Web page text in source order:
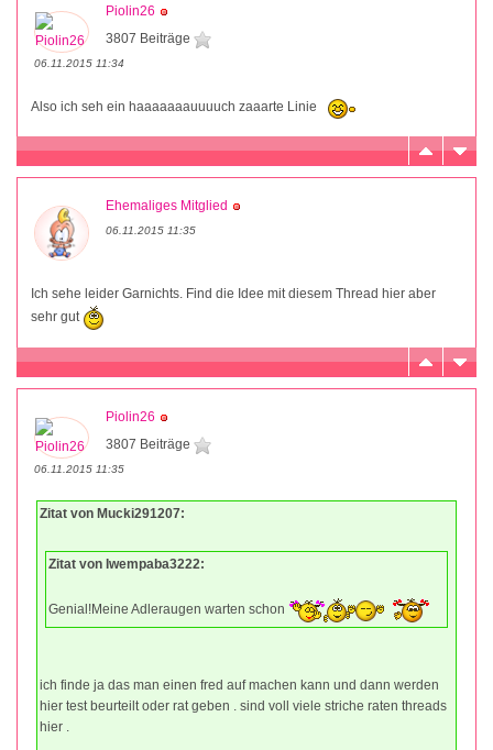
Piolin26
3807 Beiträge
06.11.2015 11:34
Also ich seh ein haaaaaaauuuuch zaaarte Linie
Ehemaliges Mitglied
06.11.2015 11:35
Ich sehe leider Garnichts. Find die Idee mit diesem Thread hier aber
sehr gut
Piolin26
3807 Beiträge
06.11.2015 11:35
Zitat von Mucki291207:
Zitat von Iwempaba3222:
Genial!Meine Adleraugen warten schon
ich finde ja das man einen fred auf machen kann und dann werden
hier test beurteilt oder rat geben . sind voll viele striche raten threads
hier .